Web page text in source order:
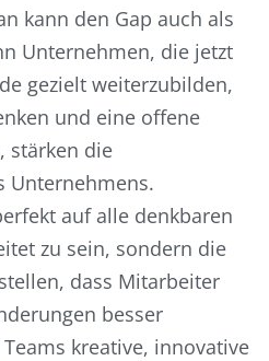
kann den Gap auch als
Unternehmen, die jetzt
gezielt weiterzubilden,
und eine offene
stärken die
Unternehmens.
auf alle denkbaren
zu sein, sondern die
dass Mitarbeiter
besser
kreative, innovative